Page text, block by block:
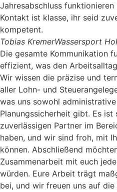
Jahresabschluss
Kontakt ist klasse, ihr seid
kompetent.
Tobias KremerWassersport
Die gesamte Kommunikation
effizient, was den
Wir wissen die präzise und
aller Lohn- und
was uns sowohl
Planungssicherheit gibt. Es ist
zuverlässigen Partner im
haben, und wir sind froh, mit
können. Abschließend
Zusammenarbeit mit euch
würden. Eure Arbeit trägt
bei, und wir freuen uns auf